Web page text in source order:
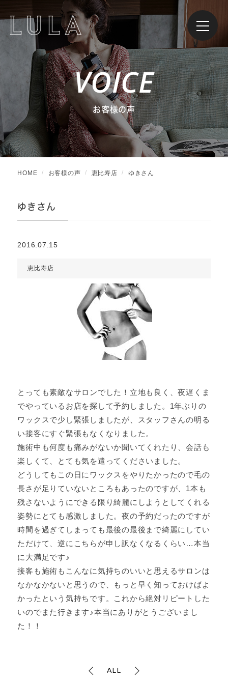
VOICE
お客様の声
HOME お客様の声 恵比寿店 ゆきさん
ゆきさん
2016.07.15
恵比寿店
とっても素敵なサロンでした！立地も良く、夜遅くま
でやっているお店を探して予約しました。1年ぶりの
ワックスで少し緊張しましたが、スタッフさんの明る
い接客にすぐ緊張もなくなりました。
施術中も何度も痛みがないか聞いてくれたり、会話も
楽しくて、とても気を遣ってくださいました。
どうしてもこの日にワックスをやりたかったので毛の
長さが足りていないところもあったのですが、1本も
残さないようにできる限り綺麗にしようとしてくれる
姿勢にとても感激しました。夜の予約だったのですが
時間を過ぎてしまっても最後の最後まで綺麗にしてい
ただけて、逆にこちらが申し訳なくなるくらい…本当
に大満足です♪
接客も施術もこんなに気持ちのいいと思えるサロンは
なかなかないと思うので、もっと早く知っておけばよ
かったという気持ちです。これから絶対リピートした
いのでまた行きます♪本当にありがとうございまし
た！！
ALL